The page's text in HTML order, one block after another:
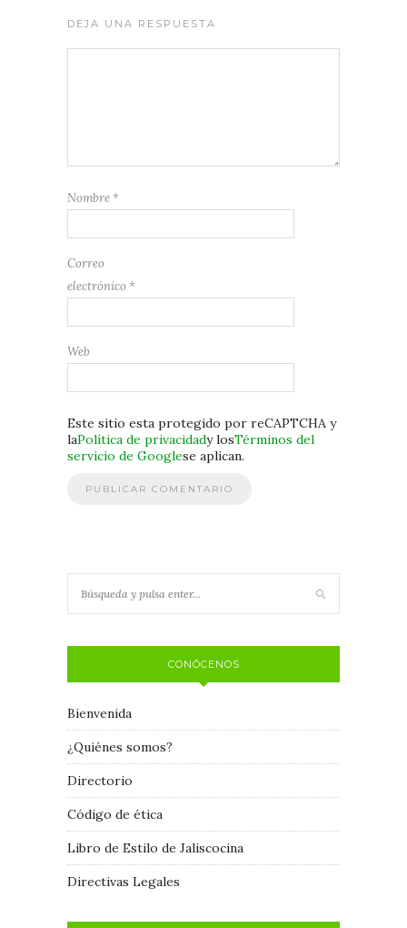
DEJA UNA RESPUESTA
Nombre *
Correo
electrónico *
Web
Este sitio esta protegido por reCAPTCHA y
laPolítica de privacidady losTérminos del
servicio de Googlese aplican.
CONÓCENOS
Bienvenida
¿Quiénes somos?
Directorio
Código de ética
Libro de Estilo de Jaliscocina
Directivas Legales